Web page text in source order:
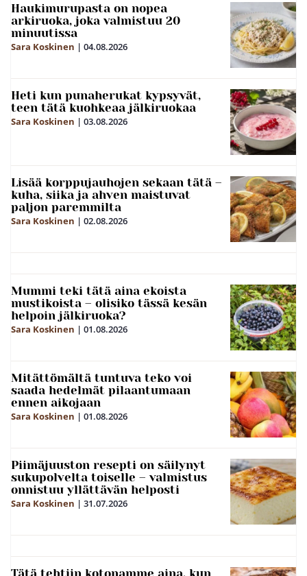
Haukimurupasta on nopea
arkiruoka, joka valmistuu 20
minuutissa
Sara Koskinen | 04.08.2026
Heti kun punaherukat kypsyvät,
teen tätä kuohkeaa jälkiruokaa
Sara Koskinen | 03.08.2026
Lisää korppujauhojen sekaan tätä –
kuha, siika ja ahven maistuvat
paljon paremmilta
Sara Koskinen | 02.08.2026
Mummi teki tätä aina ekoista
mustikoista – olisiko tässä kesän
helpoin jälkiruoka?
Sara Koskinen | 01.08.2026
Mitättömältä tuntuva teko voi
saada hedelmät pilaantumaan
ennen aikojaan
Sara Koskinen | 01.08.2026
Piimäjuuston resepti on säilynyt
sukupolvelta toiselle – valmistus
onnistuu yllättävän helposti
Sara Koskinen | 31.07.2026
Tätä tehtiin kotonamme aina, kun